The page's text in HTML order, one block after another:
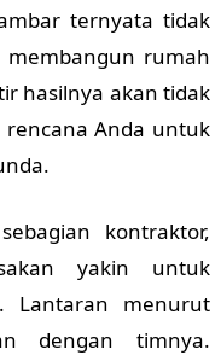
ternyata tidak
membangun rumah
hasilnya akan tidak
Anda untuk
kontraktor,
yakin untuk
Lantaran menurut
dengan timnya.